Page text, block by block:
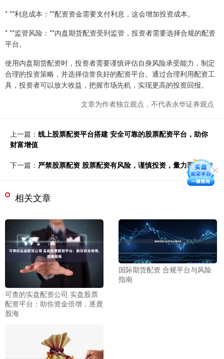
* **利息成本：**配资资金需要支付利息，这会增加投资成本。
* **监管风险：**内盘期货配资受到监管，投资者需要选择合规的配资
平台。
使用内盘期货配资时，投资者需要谨慎评估自身风险承受能力，制定
合理的投资策略，并选择信誉良好的配资平台。通过合理利用配资工
具，投资者可以放大收益，把握市场先机，实现更高的投资回报。
文章为作者独立观点，不代表永华证券观点
上一篇： 线上股票配资平台搭建 安全可靠的股票配资平台，助你
财富增值
下一篇： 严禁股票配资 股票配资有风险，谨慎投资，量力而行
相关文章
可查的实盘配资公司 实盘股票
配资平台：助你资金倍增，逐鹿
股海
国际期货配资 合规平台与风险
指南